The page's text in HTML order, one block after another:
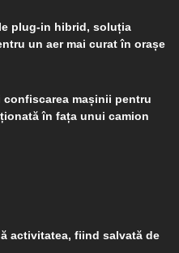
plug-in hibrid, soluția
un aer mai curat în orașe
confiscarea mașinii pentru
în fața unui camion
activitatea, fiind salvată de